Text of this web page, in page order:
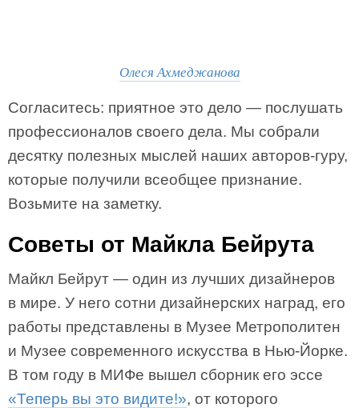
Олеся Ахмеджанова
Согласитесь: приятное это дело — послушать
профессионалов своего дела. Мы собрали
десятку полезных мыслей наших авторов-гуру,
которые получили всеобщее признание.
Возьмите на заметку.
Советы от Майкла Бейрута
Майкл Бейрут — один из лучших дизайнеров
в мире. У него сотни дизайнерских наград, его
работы представлены в Музее Метрополитен
и Музее современного искусства в Нью-Йорке.
В том году в МИФе вышел сборник его эссе
«Теперь вы это видите!», от которого